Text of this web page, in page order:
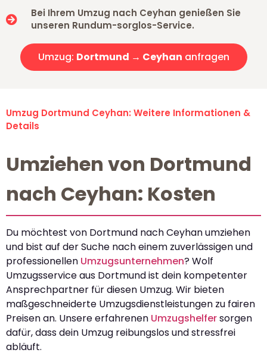
Bei Ihrem Umzug nach Ceyhan genießen Sie
unseren Rundum-sorglos-Service.
Umzug: Dortmund → Ceyhan anfragen
Umzug Dortmund Ceyhan: Weitere Informationen &
Details
Umziehen von Dortmund
nach Ceyhan: Kosten
Du möchtest von Dortmund nach Ceyhan umziehen
und bist auf der Suche nach einem zuverlässigen und
professionellen Umzugsunternehmen? Wolf
Umzugsservice aus Dortmund ist dein kompetenter
Ansprechpartner für diesen Umzug. Wir bieten
maßgeschneiderte Umzugsdienstleistungen zu fairen
Preisen an. Unsere erfahrenen Umzugshelfersorgen
dafür, dass dein Umzug reibungslos und stressfrei
abläuft.